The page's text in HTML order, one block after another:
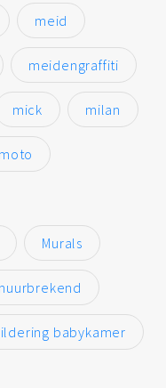
meid
meidengraffiti
mick milan
moto
Murals
babykamer